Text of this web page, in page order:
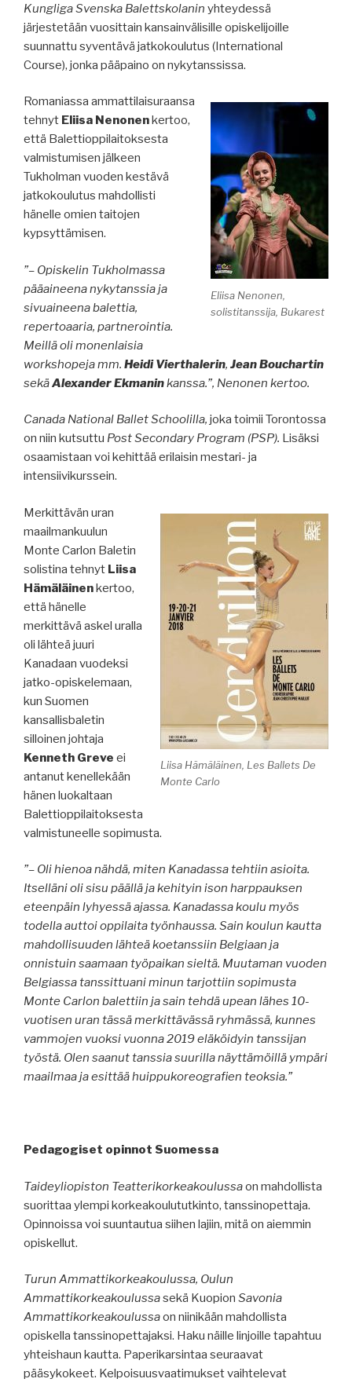
Kungliga Svenska Balettskolanin yhteydessä
järjestetään vuosittain kansainvälisille opiskelijoille
suunnattu syventävä jatkokoulutus (International
Course), jonka pääpaino on nykytanssissa.
Eliisa Nenonen,
solistitanssija, Bukarest
Romaniassa ammattilaisuraansa
tehnyt Eliisa Nenonen kertoo,
että Balettioppilaitoksesta
valmistumisen jälkeen
Tukholman vuoden kestävä
jatkokoulutus mahdollisti
hänelle omien taitojen
kypsyttämisen.
”– Opiskelin Tukholmassa
pääaineena nykytanssia ja
sivuaineena balettia,
repertoaaria, partnerointia.
Meillä oli monenlaisia
workshopeja mm. Heidi Vierthalerin, Jean Bouchartin
sekäAlexander Ekmaninkanssa.”, Nenonen kertoo.
Canada National Ballet Schoolilla, joka toimii Torontossa
on niin kutsuttu Post Secondary Program (PSP). Lisäksi
osaamistaan voi kehittää erilaisin mestari- ja
intensiivikurssein.
Liisa Hämäläinen, Les Ballets De
Monte Carlo
Merkittävän uran
maailmankuulun
Monte Carlon Baletin
solistina tehnyt Liisa
Hämäläinenkertoo,
että hänelle
merkittävä askel uralla
oli lähteä juuri
Kanadaan vuodeksi
jatko-opiskelemaan,
kun Suomen
kansallisbaletin
silloinen johtaja
Kenneth Greve ei
antanut kenellekään
hänen luokaltaan
Balettioppilaitoksesta
valmistuneelle sopimusta.
”– Oli hienoa nähdä, miten Kanadassa tehtiin asioita.
Itselläni oli sisu päällä ja kehityin ison harppauksen
eteenpäin lyhyessä ajassa. Kanadassa koulu myös
todella auttoi oppilaita työnhaussa. Sain koulun kautta
mahdollisuuden lähteä koetanssiin Belgiaan ja
onnistuin saamaan työpaikan sieltä. Muutaman vuoden
Belgiassa tanssittuani minun tarjottiin sopimusta
Monte Carlon balettiin ja sain tehdä upean lähes 10-
vuotisen uran tässä merkittävässä ryhmässä, kunnes
vammojen vuoksi vuonna 2019 eläköidyin tanssijan
työstä. Olen saanut tanssia suurilla näyttämöillä ympäri
maailmaa ja esittää huippukoreografien teoksia.”
Pedagogiset opinnot Suomessa
Taideyliopiston Teatterikorkeakoulussaon mahdollista
suorittaa ylempi korkeakoulututkinto, tanssinopettaja.
Opinnoissa voi suuntautua siihen lajiin, mitä on aiemmin
opiskellut.
Turun Ammattikorkeakoulussa, Oulun
Ammattikorkeakoulussasekä Kuopion Savonia
Ammattikorkeakoulussaon niinikään mahdollista
opiskella tanssinopettajaksi. Haku näille linjoille tapahtuu
yhteishaun kautta. Paperikarsintaa seuraavat
pääsykokeet. Kelpoisuusvaatimukset vaihtelevat